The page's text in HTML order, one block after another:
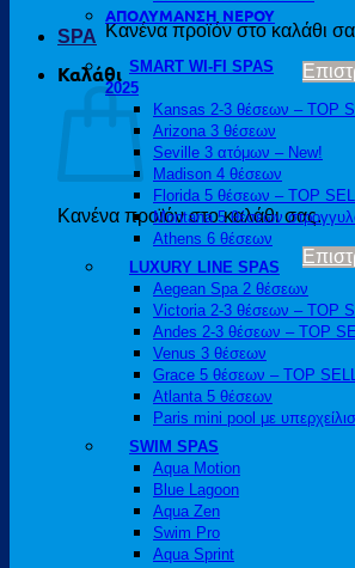
Κανένα προϊόν στο καλάθι
Καλάθι
Κανένα προϊόν στο καλάθι σας.
ΑΠΟΛΥΜΑΝΣΗ ΝΕΡΟΥ
SPA
SMART WI-FI SPAS
2025
Kansas 2-3 θέσεων – TOP
Arizona 3 θέσεων
Seville 3 ατόμων – New!
Madison 4 θέσεων
Florida 5 θέσεων – TOP
Montana 5 θέσεων
Athens 6 θέσεων
LUXURY LINE SPAS
Aegean Spa 2 θέσεων
Victoria 2-3 θέσεων – TOP
Andes 2-3 θέσεων – TOP
Venus 3 θέσεων
Grace 5 θέσεων – TOP
Atlanta 5 θέσεων
Paris mini pool με
SWIM SPAS
Aqua Motion
Blue Lagoon
Aqua Zen
Swim Pro
Aqua Sprint